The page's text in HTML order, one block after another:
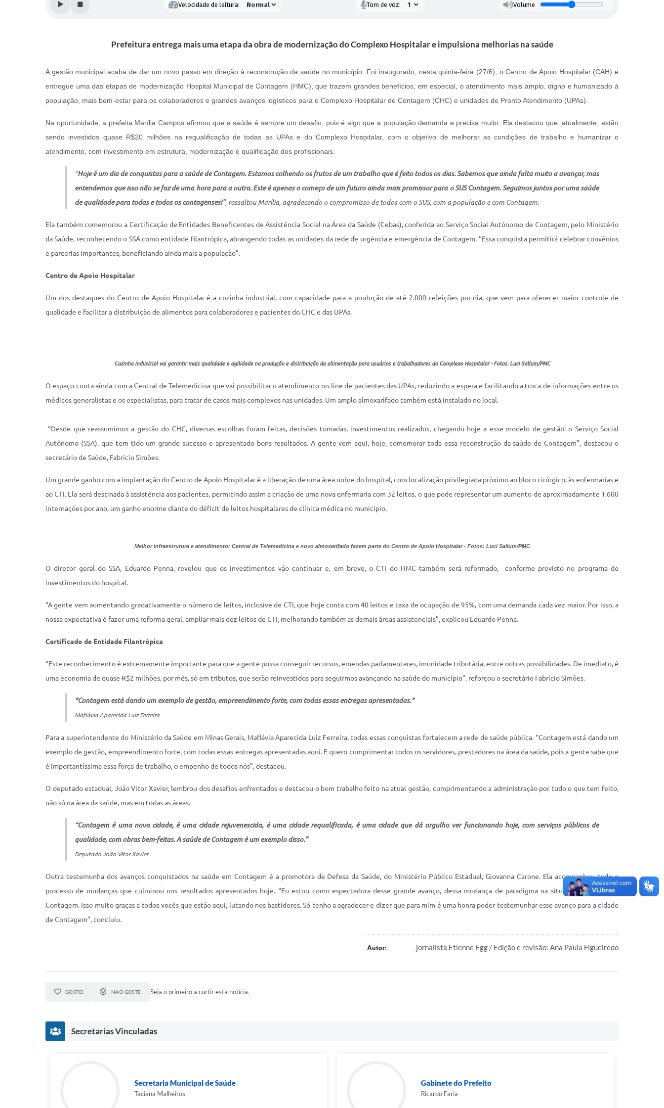
Velocidade de leitura: Tom de voz: Volume
Prefeitura entrega mais uma etapa da obra de modernização do Complexo Hospitalar e impulsiona melhorias na saúde
A gestão municipal acaba de dar um novo passo em direção à reconstrução da saúde no município. Foi inaugurado, nesta quinta-feira (27/6), o Centro de Apoio Hospitalar (CAH) e
entregue uma das etapas de modernização Hospital Municipal de Contagem (HMC), que trazem grandes benefícios, em especial, o atendimento mais amplo, digno e humanizado à
população, mais bem-estar para os colaboradores e grandes avanços logísticos para o Complexo Hospitalar de Contagem (CHC) e unidades de Pronto Atendimento (UPAs).
Na oportunidade, a prefeita Marília Campos afirmou que a saúde é sempre um desafio, pois é algo que a população demanda e precisa muito. Ela destacou que, atualmente, estão
sendo investidos quase R$20 milhões na requalificação de todas as UPAs e do Complexo Hospitalar, com o objetivo de melhorar as condições de trabalho e humanizar o
atendimento, com investimento em estrutura, modernização e qualificação dos profissionais.
“Hoje é um dia de conquistas para a saúde de Contagem. Estamos colhendo os frutos de um trabalho que é feito todos os dias. Sabemos que ainda falta muito a avançar, mas
entendemos que isso não se faz de uma hora para a outra. Este é apenas o começo de um futuro ainda mais promissor para o SUS Contagem. Seguimos juntos por uma saúde
de qualidade para todas e todos os contagenses!”, ressaltou Marília, agradecendo o compromisso de todos com o SUS, com a população e com Contagem.
Ela também comemorou a Certificação de Entidades Beneficentes de Assistência Social na Área da Saúde (Cebas), conferida ao Serviço Social Autônomo de Contagem, pelo Ministério
da Saúde, reconhecendo o SSA como entidade filantrópica, abrangendo todas as unidades da rede de urgência e emergência de Contagem. “Essa conquista permitirá celebrar convênios
e parcerias importantes, beneficiando ainda mais a população”.
Centro de Apoio Hospitalar
Um dos destaques do Centro de Apoio Hospitalar é a cozinha industrial, com capacidade para a produção de até 2.000 refeições por dia, que vem para oferecer maior controle de
qualidade e facilitar a distribuição de alimentos para colaboradores e pacientes do CHC e das UPAs.
Cozinha industrial vai garantir mais qualidade e agilidade na produção e distribuição da alimentação para usuários e trabalhadores do Complexo Hospitalar - Fotos: Luci Sallum/PMC
O espaço conta ainda com a Central de Telemedicina que vai possibilitar o atendimento on-line de pacientes das UPAs, reduzindo a espera e facilitando a troca de informações entre os
médicos generalistas e os especialistas, para tratar de casos mais complexos nas unidades. Um amplo almoxarifado também está instalado no local.
“Desde que reassumimos a gestão do CHC, diversas escolhas foram feitas, decisões tomadas, investimentos realizados, chegando hoje a esse modelo de gestão: o Serviço Social
Autônomo (SSA), que tem tido um grande sucesso e apresentado bons resultados. A gente vem aqui, hoje, comemorar toda essa reconstrução da saúde de Contagem”, destacou o
secretário de Saúde, Fabrício Simões.
Um grande ganho com a implantação do Centro de Apoio Hospitalar é a liberação de uma área nobre do hospital, com localização privilegiada próximo ao bloco cirúrgico, às enfermarias e
ao CTI. Ela será destinada à assistência aos pacientes, permitindo assim a criação de uma nova enfermaria com 32 leitos, o que pode representar um aumento de aproximadamente 1.600
internações por ano, um ganho enorme diante do déficit de leitos hospitalares de clínica médica no município.
Melhor infraestrutura e atendimento: Central de Telemedicina e novo almoxarifado fazem parte do Centro de Apoio Hospitalar - Fotos: Luci Sallum/PMC
O diretor geral do SSA, Eduardo Penna, revelou que os investimentos vão continuar e, em breve, o CTI do HMC também será reformado, conforme previsto no programa de
investimentos do hospital.
“A gente vem aumentando gradativamente o número de leitos, inclusive de CTI, que hoje conta com 40 leitos e taxa de ocupação de 95%, com uma demanda cada vez maior. Por isso, a
nossa expectativa é fazer uma reforma geral, ampliar mais dez leitos de CTI, melhorando também as demais áreas assistenciais”, explicou Eduardo Penna.
Certificado de Entidade Filantrópica
“Este reconhecimento é extremamente importante para que a gente possa conseguir recursos, emendas parlamentares, imunidade tributária, entre outras possibilidades. De imediato, é
uma economia de quase R$2 milhões, por mês, só em tributos, que serão reinvestidos para seguirmos avançando na saúde do município”, reforçou o secretário Fabrício Simões.
"Contagem está dando um exemplo de gestão, empreendimento forte, com todas essas entregas apresentadas."
Maflávia Aparecida Luiz Ferreira
Para a superintendente do Ministério da Saúde em Minas Gerais, Maflávia Aparecida Luiz Ferreira, todas essas conquistas fortalecem a rede de saúde pública. “Contagem está dando um
exemplo de gestão, empreendimento forte, com todas essas entregas apresentadas aqui. E quero cumprimentar todos os servidores, prestadores na área da saúde, pois a gente sabe que
é importantíssima essa força de trabalho, o empenho de todos nós”, destacou.
O deputado estadual, João Vitor Xavier, lembrou dos desafios enfrentados e destacou o bom trabalho feito na atual gestão, cumprimentando a administração por tudo o que tem feito,
não só na área da saúde, mas em todas as áreas.
“Contagem é uma nova cidade, é uma cidade rejuvenescida, é uma cidade requalificada, é uma cidade que dá orgulho ver funcionando hoje, com serviços públicos de
qualidade, com obras bem-feitas. A saúde de Contagem é um exemplo disso.”
Deputado João Vitor Xavier
Outra testemunha dos avanços conquistados na saúde em Contagem é a promotora de Defesa da Saúde, do Ministério Público Estadual, Giovanna Carone. Ela acompanhou todo o
processo de mudanças que culminou nos resultados apresentados hoje. “Eu estou como espectadora desse grande avanço, dessa mudança de paradigma na situação da saúde de
Contagem. Isso muito graças a todos vocês que estão aqui, lutando nos bastidores. Só tenho a agradecer e dizer que para mim é uma honra poder testemunhar esse avanço para a cidade
de Contagem”, concluiu.
Autor: jornalista Etienne Egg / Edição e revisão: Ana Paula Figueiredo
GOSTEI NÃO GOSTEI Seja o primeiro a curtir esta notícia.
Secretarias Vinculadas
Secretaria Municipal de Saúde
Taciana Malheiros
Gabinete do Prefeito
Ricardo Faria